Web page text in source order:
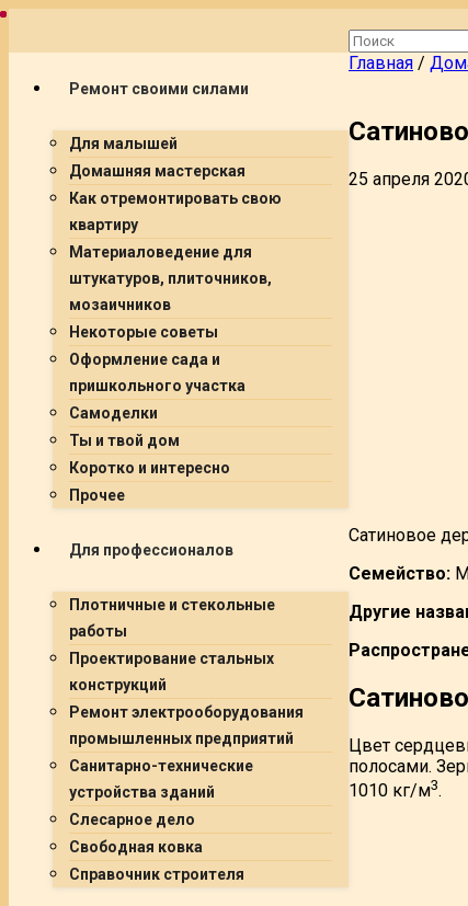
Ремонт своими силами
Для малышей
Домашняя мастерская
Как отремонтировать свою
квартиру
Материаловедение для
штукатуров, плиточников,
мозаичников
Некоторые советы
Оформление сада и
пришкольного участка
Самоделки
Ты и твой дом
Коротко и интересно
Прочее
Для профессионалов
Плотничные и стекольные
работы
Проектирование стальных
конструкций
Ремонт электрооборудования
промышленных предприятий
Санитарно-технические
устройства зданий
Слесарное дело
Свободная ковка
Справочник строителя
Главная /
25 апреля
Сатиновое
Семейство:
Другие
Цвет
полосами.
1010 кг/м3.